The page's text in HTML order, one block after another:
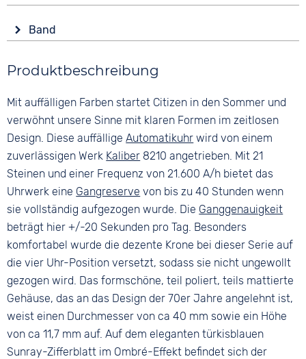
Datumsanzeige
Wasserdicht
Form
Tonneau/Oval
Material
Farbe
Silber
Analog
Blau
Ziffern
Keine
Band
Silber
Material
Bandschließe
Faltschließe
Produktbeschreibung
Mit auffälligen Farben startet Citizen in den Sommer und
verwöhnt unsere Sinne mit klaren Formen im zeitlosen
Design. Diese auffälligeAutomatikuhr wird von einem
zuverlässigen Werk Kaliber 8210 angetrieben. Mit 21
Steinen und einer Frequenz von 21.600 A/h bietet das
Uhrwerk eine Gangreserve von bis zu 40 Stunden wenn
sie vollständig aufgezogen wurde. Die Ganggenauigkeit
beträgt hier +/-20 Sekunden pro Tag. Besonders
komfortabel wurde die dezente Krone bei dieser Serie auf
die vier Uhr-Position versetzt, sodass sie nicht ungewollt
gezogen wird. Das formschöne, teil poliert, teils mattierte
Gehäuse, das an das Design der 70er Jahre angelehnt ist,
weist einen Durchmesser von ca 40 mm sowie ein Höhe
von ca 11,7 mm auf. Auf dem eleganten türkisblauen
Sunray-Zifferblatt im Ombré-Effekt befindet sich der